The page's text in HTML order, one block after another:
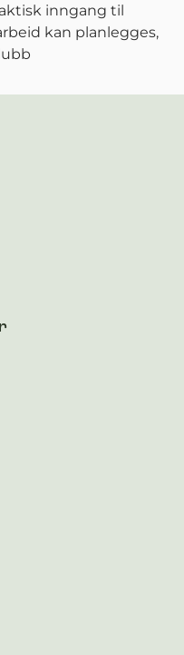
inngang til
kan planlegges,